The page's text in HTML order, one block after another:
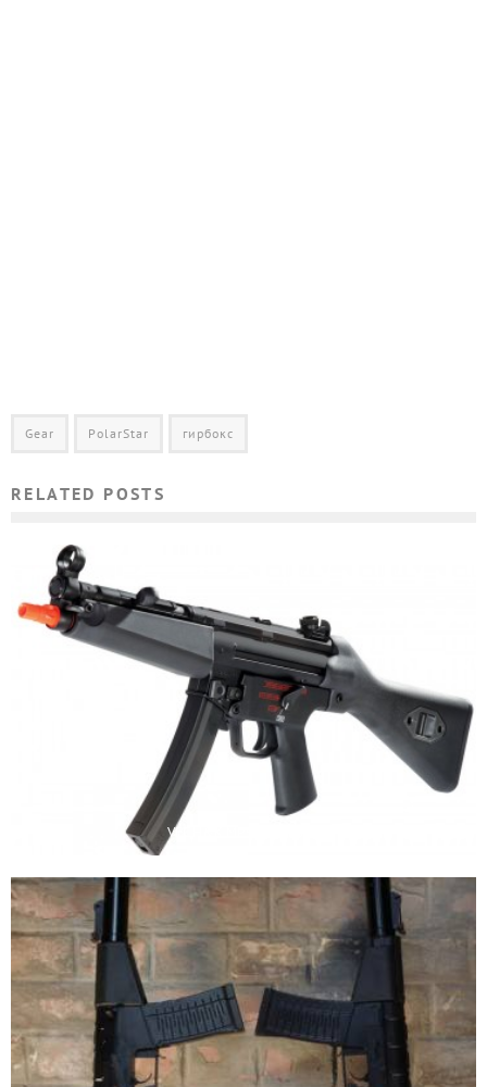
Gear PolarStar гирбокс
RELATED POSTS
VFC H&K MP5 A4: ОБЗОР